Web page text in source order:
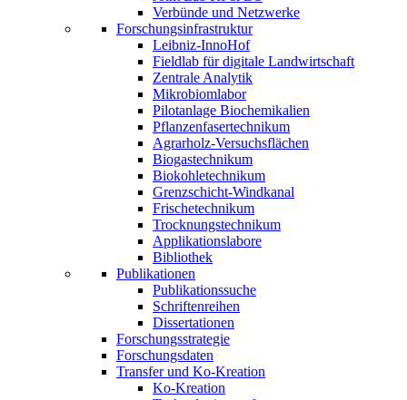
Verbünde und Netzwerke
Forschungsinfrastruktur
Leibniz-InnoHof
Fieldlab für digitale Landwirtschaft
Zentrale Analytik
Mikrobiomlabor
Pilotanlage Biochemikalien
Pflanzenfasertechnikum
Agrarholz-Versuchsflächen
Biogastechnikum
Biokohletechnikum
Grenzschicht-Windkanal
Frischetechnikum
Trocknungstechnikum
Applikationslabore
Bibliothek
Publikationen
Publikationssuche
Schriftenreihen
Dissertationen
Forschungsstrategie
Forschungsdaten
Transfer und Ko-Kreation
Ko-Kreation